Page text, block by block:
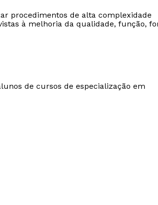
procedimentos de alta complexidade
à melhoria da qualidade, função,
de cursos de especialização em